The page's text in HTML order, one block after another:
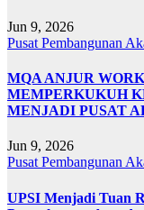
Jun 9, 2026
Pusat Pembangunan
MQA ANJUR
MEMPERKUKUH
MENJADI PUSAT
Jun 9, 2026
Pusat Pembangunan
UPSI Menjadi Tuan